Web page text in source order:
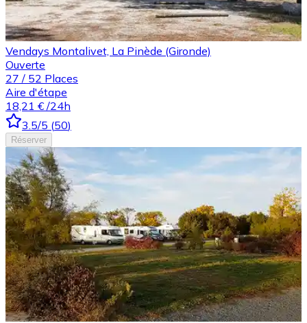
Vendays Montalivet, La Pinède (Gironde)
Ouverte
27 / 52 Places
Aire d'étape
18,21 € /24h
3.5/5 (50)
Réserver